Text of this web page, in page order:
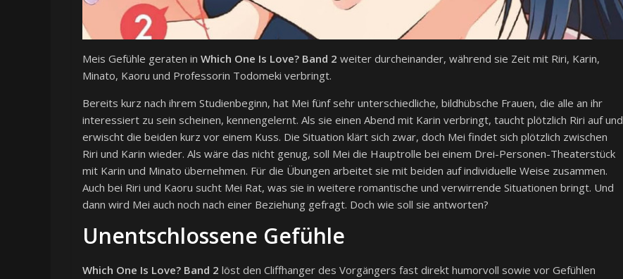
Meis Gefühle geraten in Which One Is Love? Band 2 weiter durcheinander, während sie Zeit mit Riri, Karin,
Minato, Kaoru und Professorin Todomeki verbringt.
Bereits kurz nach ihrem Studienbeginn, hat Mei fünf sehr unterschiedliche, bildhübsche Frauen, die alle an ihr
interessiert zu sein scheinen, kennengelernt. Als sie einen Abend mit Karin verbringt, taucht plötzlich Riri auf und
erwischt die beiden kurz vor einem Kuss. Die Situation klärt sich zwar, doch Mei findet sich plötzlich zwischen
Riri und Karin wieder. Als wäre das nicht genug, soll Mei die Hauptrolle bei einem Drei-Personen-Theaterstück
mit Karin und Minato übernehmen. Für die Übungen arbeitet sie mit beiden auf individuelle Weise zusammen.
Auch bei Riri und Kaoru sucht Mei Rat, was sie in weitere romantische und verwirrende Situationen bringt. Und
dann wird Mei auch noch nach einer Beziehung gefragt. Doch wie soll sie antworten?
Unentschlossene Gefühle
Which One Is Love? Band 2 löst den Cliffhanger des Vorgängers fast direkt humorvoll sowie vor Gefühlen